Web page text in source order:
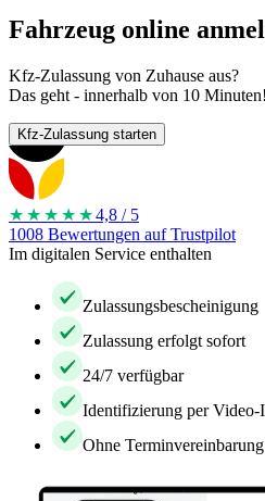
Fahrzeug online
Kfz-Zulassung von Zuhause aus?
Das geht - innerhalb von 10 Minuten!
Kfz-Zulassung starten
★★★★ ★4,8 / 5
1008 Bewertungen auf Trustpilot
Im digitalen Service enthalten
Zulassungsbescheinigung
Zulassung erfolgt sofort
24/7 verfügbar
Identifizierung per Video-
Ohne Terminvereinbarung